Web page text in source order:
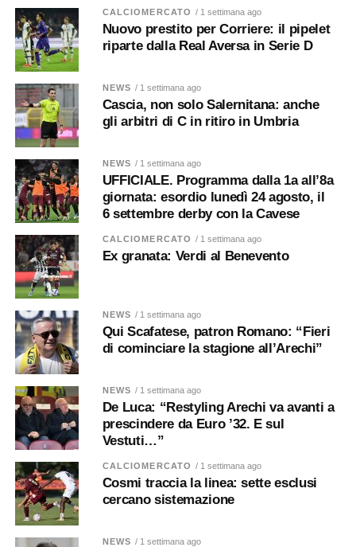
CALCIOMERCATO / 1 settimana ago
Nuovo prestito per Corriere: il pipelet
riparte dalla Real Aversa in Serie D
NEWS / 1 settimana ago
Cascia, non solo Salernitana: anche
gli arbitri di C in ritiro in Umbria
NEWS / 1 settimana ago
UFFICIALE. Programma dalla 1a all’8a
giornata: esordio lunedì 24 agosto, il
6 settembre derby con la Cavese
CALCIOMERCATO / 1 settimana ago
Ex granata: Verdi al Benevento
NEWS / 1 settimana ago
Qui Scafatese, patron Romano: “Fieri
di cominciare la stagione all’Arechi”
NEWS / 1 settimana ago
De Luca: “Restyling Arechi va avanti a
prescindere da Euro ’32. E sul
Vestuti…”
CALCIOMERCATO / 1 settimana ago
Cosmi traccia la linea: sette esclusi
cercano sistemazione
NEWS / 1 settimana ago